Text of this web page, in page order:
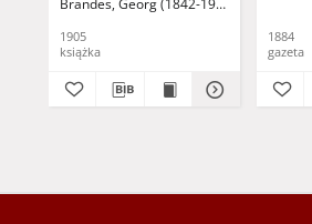
Brandes, Georg (1842-1927)
1905
książka
1884
gazeta